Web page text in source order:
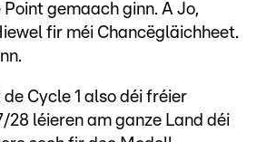
gemaach ginn. A Jo,
fir méi Chancëgläichheet.
Cycle 1 also déi fréier
léieren am ganze Land déi